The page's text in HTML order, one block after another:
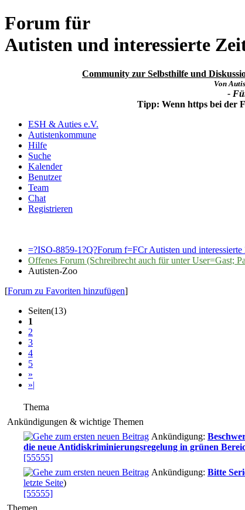
Forum für
Autisten und interessierte
Community zur Selbsthilfe und
Von
-
Tipp: Wenn https bei der
ESH & Auties e.V.
Autistenkommune
Hilfe
Suche
Kalender
Benutzer
Team
Chat
Registrieren
=?ISO-8859-1?Q?Forum f=FCr Autisten und interessierte
Offenes Forum (Schreibrecht auch für unter User=Gast;
Autisten-Zoo
[Forum zu Favoriten hinzufügen]
Seiten(13)
1
2
3
4
5
»
»|
Thema
Ankündigungen & wichtige Themen
Ankündigung:
die neue Antidiskriminierungsregelung in grünen
[55555]
Ankündigung: Bitte
letzte Seite)
[55555]
Themen